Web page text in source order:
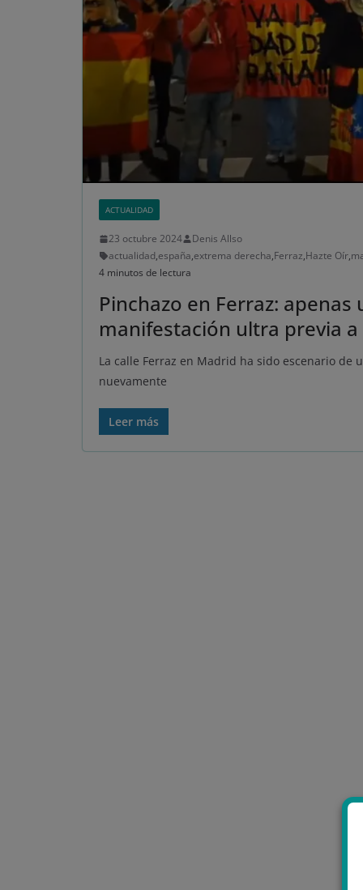
ACTUALIDAD
23 octubre 2024
Denis Allso
actualidad,españa,extrema derecha,Ferraz,Hazte Oír,
4 minutos de lectura
Pinchazo en Ferraz:
manifestación ultra previa
La calle Ferraz en Madrid ha sido escenario
nuevamente
Leer más